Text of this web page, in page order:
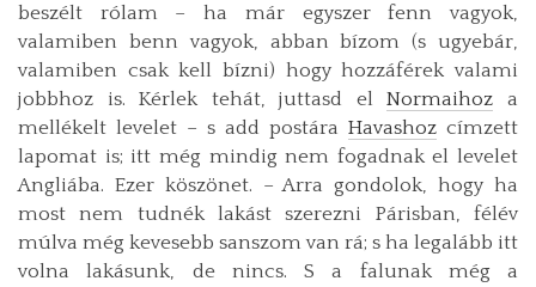
beszélt rólam – ha már egyszer fenn vagyok,
valamiben benn vagyok, abban bízom (s ugyebár,
valamiben csak kell bízni) hogy hozzáférek valami
jobbhoz is. Kérlek tehát, juttasd elNormaihoz a
mellékelt levelet – s add postára Havashoz címzett
lapomat is; itt még mindig nem fogadnak el levelet
Angliába. Ezer köszönet. – Arra gondolok, hogy ha
most nem tudnék lakást szerezni Párisban, félév
múlva még kevesebb sanszom van rá; s ha legalább itt
volna lakásunk, de nincs. S a falunak még a